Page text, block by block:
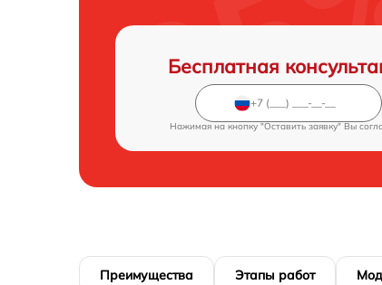
Бесплатная
Нажимая на кнопку "Оставить заявку" Вы
Преимущества Этапы работ